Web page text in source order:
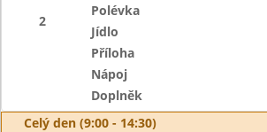
2
Polévka
Jídlo
Příloha
Nápoj
Doplněk
Celý den (9:00 - 14:30)